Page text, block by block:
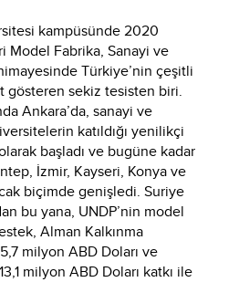
kampüsünde 2020
Model Fabrika, Sanayi ve
Türkiye’nin çeşitli
gösteren sekiz tesisten biri.
Ankara’da, sanayi ve
katıldığı yenilikçi
başladı ve bugüne kadar
İzmir, Kayseri, Konya ve
biçimde genişledi. Suriye
bu yana, UNDP’nin model
Alman Kalkınma
milyon ABD Doları ve
milyon ABD Doları katkı ile